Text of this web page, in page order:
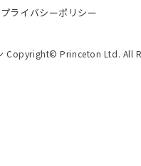
プライバシーポリシー
Copyright© Princeton Ltd. All